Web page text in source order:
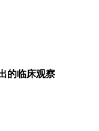
的临床观察